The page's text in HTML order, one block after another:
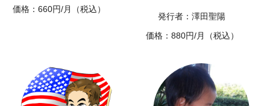
価格：660円/月（税込）
発行者：澤田聖陽
価格：880円/月（税込）